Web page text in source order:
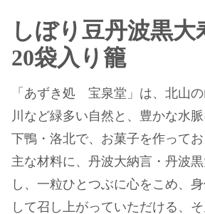
しぼり豆丹波黒
20袋入り籠
「あずき処 宝泉堂」は、北山
川など緑多い自然と、豊かな水
下鴨・洛北で、お菓子を作ってお
主な材料に、丹波大納言・丹波
し、一粒ひとつぶに心をこめ、
して召し上がっていただける、